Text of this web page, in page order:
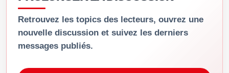
Retrouvez les topics des lecteurs, ouvrez une
nouvelle discussion et suivez les derniers
messages publiés.